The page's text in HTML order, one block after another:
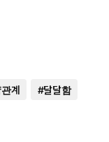
계 #달달함